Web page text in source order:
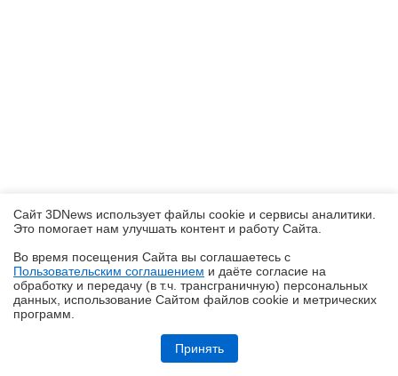
Ryzen и двухранговая DDR5: проверяем комплект G.Skill Trident Z5
Сайт 3DNews использует файлы cookie и сервисы аналитики.
Это помогает нам улучшать контент и работу Cайта.
Во время посещения Cайта вы соглашаетесь с
Пользовательским соглашением и даёте согласие на
обработку и передачу (в т.ч. трансграничную) персональных
данных, использование Cайтом файлов cookie и метрических
программ.
Принять